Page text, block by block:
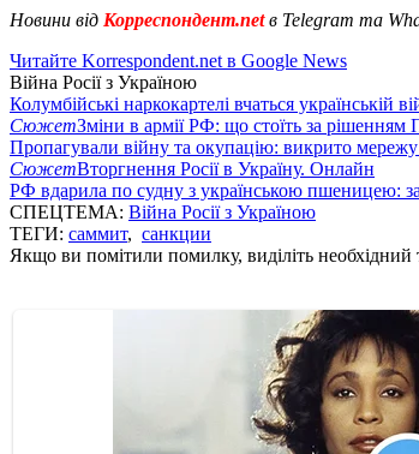
Новини від Корреспондент.netв Telegram та
Читайте Korrespondent.net в Google News
Війна Росії з Україною
Колумбійські наркокартелі вчаться українській
СюжетЗміни в армії РФ: що стоїть за рішенням
Пропагували війну та окупацію: викрито
СюжетВторгнення Росії в Україну. Онлайн
РФ вдарила по судну з українською пшеницею:
СПЕЦТЕМА: Війна Росії з Україною
ТЕГИ: саммит, санкции
Якщо ви помітили помилку, виділіть